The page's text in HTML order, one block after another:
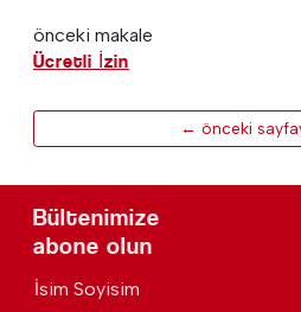
önceki makale
Ücretli İzin
← önceki
Bültenimize
abone olun
İsim Soyisim